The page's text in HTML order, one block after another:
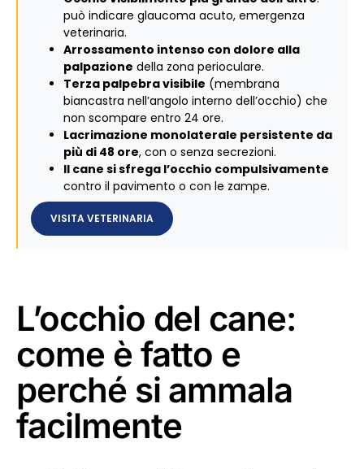
può indicare glaucoma acuto, emergenza
veterinaria.
Arrossamento intenso con dolore alla
palpazione della zona perioculare.
Terza palpebra visibile (membrana
biancastra nell’angolo interno dell’occhio) che
non scompare entro 24 ore.
Lacrimazione monolaterale persistente da
più di 48 ore, con o senza secrezioni.
Il cane si sfrega l’occhio compulsivamente
contro il pavimento o con le zampe.
VISITA VETERINARIA
L’occhio del cane:
come è fatto e
perché si ammala
facilmente